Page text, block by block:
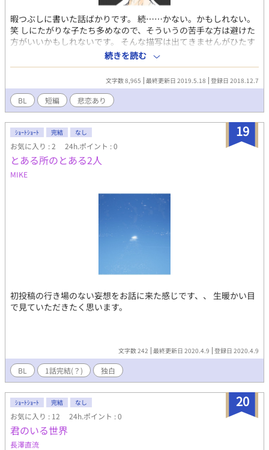
暇つぶしに書いた話ばかりです。 続……かない。かもしれない。
笑 しにたがりな子たち多めなので、そういうの苦手な方は避けた
方がいいかもしれないです。 そんな描写は出てきませんがひたす
らしにたいしにたいって言ってます。 ハッピーエンド、殆どあり
ません。不憫な子たちがたくさんです。 好きだけど書けないって
いうのが事実なんですが。 ここ何年もちゃんと書いてないので、
リハビリがてらにちょいちょい投稿しようと思って…ちまちま書
いてたものを取り敢えず消化します。 一応R指定しときます。(雑)
続くか続かないかは分かりませんが、突然始まって突然終わりま
す。 独白みたいなのが多いです。 好きなだけです。笑 表紙も適当
に顔だけ描いたんですが…見たらわかる通り絵も話も雑です。 よ
ろしくお願いします(投げやり)
続きを読む
文字数 8,965 最終更新日 2019.5.18 登録日 2018.12.7
BL 短編 悲恋あり
19
ｼｮｰﾄｼｮｰﾄ 完結 なし
お気に入り : 2 24h.ポイント : 0
とある所のとある2人
MIKE
初投稿の行き場のない妄想をお話に来た感じです、、 生暖かい目
で見ていただきたく思います。
文字数 242 最終更新日 2020.4.9 登録日 2020.4.9
BL 1話完結(？) 独白
20
ｼｮｰﾄｼｮｰﾄ 完結 なし
お気に入り : 12 24h.ポイント : 0
君のいる世界
長澤直流